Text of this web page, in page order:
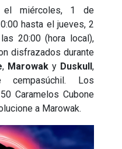
el miércoles, 1 de
hasta el jueves, 2
20:00 (hora local),
disfrazados durante
, Marowak y Duskull ,
Los
Caramelos Cubone
a Marowak.